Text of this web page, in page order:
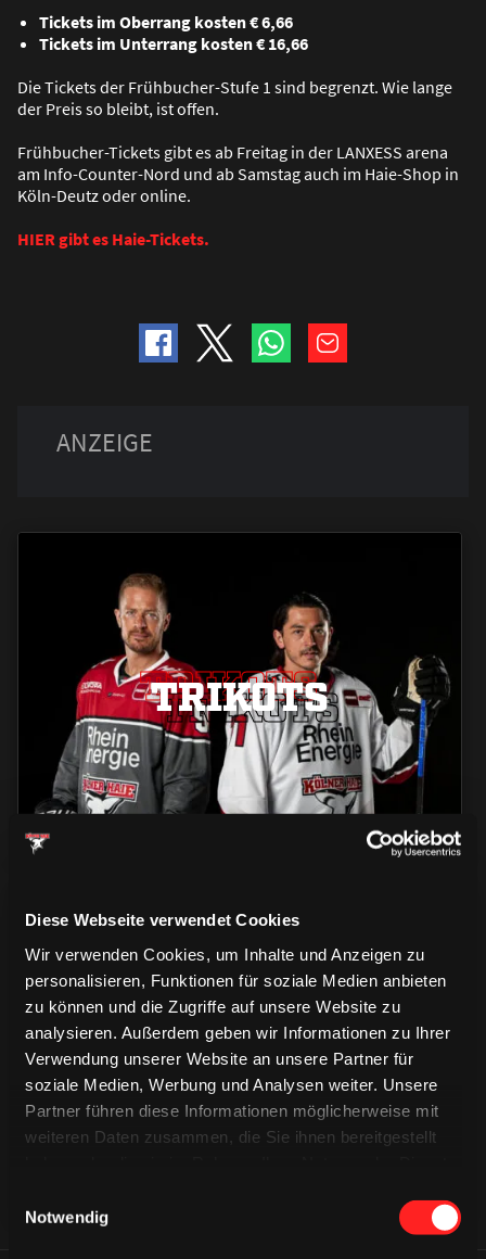
Diese Webseite verwendet Cookies
Wir verwenden Cookies, um Inhalte und Anzeigen zu
personalisieren, Funktionen für soziale Medien anbieten
zu können und die Zugriffe auf unsere Website zu
analysieren. Außerdem geben wir Informationen zu Ihrer
Verwendung unserer Website an unsere Partner für
soziale Medien, Werbung und Analysen weiter. Unsere
Partner führen diese Informationen möglicherweise mit
weiteren Daten zusammen, die Sie ihnen bereitgestellt
Notwendig
Tickets im Oberrang kosten € 6,66
Tickets im Unterrang kosten € 16,66
Die Tickets der Frühbucher-Stufe 1 sind begrenzt. Wie lange
der Preis so bleibt, ist offen.
Frühbucher-Tickets gibt es ab Freitag in der LANXESS arena
am Info-Counter-Nord und ab Samstag auch im Haie-Shop in
Köln-Deutz oder online.
HIER gibt es Haie-Tickets.
TRIKOTS
TRIKOTS
TRIKOTS
CAPS & CO
CAPS & CO
CAPS & CO